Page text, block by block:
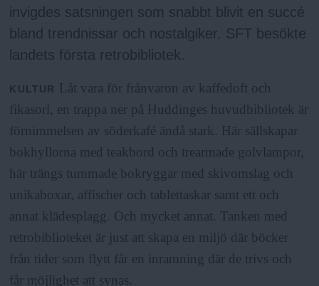
s
F
r
i
a
invigdes satsningen som snabbt blivit en succé
bland trendnissar och nostalgiker. SFT besökte
landets första retrobibliotek.
KULTUR
Låt vara för frånvaron av kaffedoft och
fikasorl, en trappa ner på Huddinges huvudbibliotek är
förnimmelsen av söderkafé ändå stark. Här sällskapar
bokhyllorna med teakbord och trearmade golvlampor,
här trängs tummade bokryggar med skivomslag och
unikaboxar, affischer och tablettaskar samt ett och
annat klädesplagg. Och mycket annat. Tanken med
retrobiblioteket är just att skapa en miljö där böcker
från tider som flytt får en inramning där de trivs och
får möjlighet att synas.